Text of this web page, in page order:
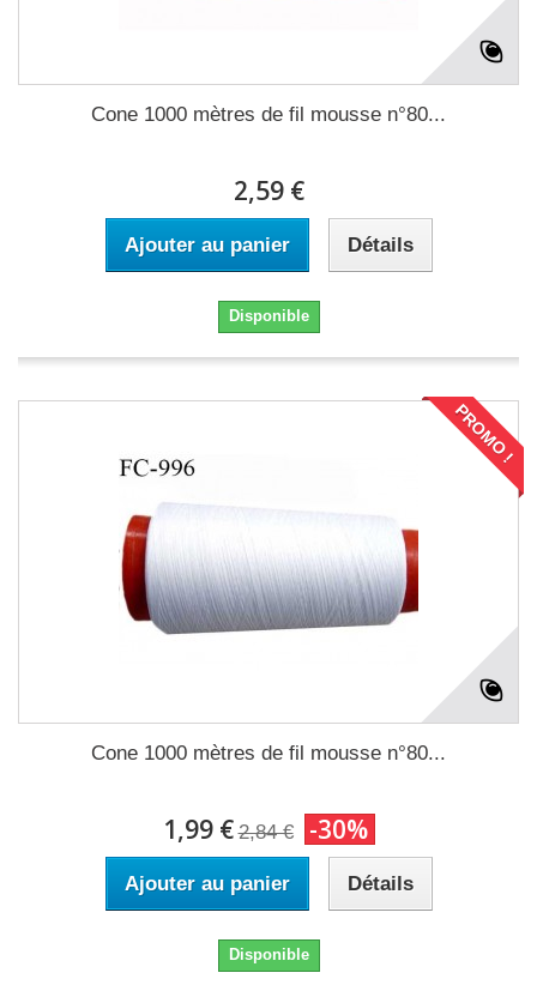
Cone 1000 mètres de fil mousse n°80...
2,59 €
Ajouter au panier Détails
Disponible
PROMO !
Cone 1000 mètres de fil mousse n°80...
1,99 € 2,84 € -30%
Ajouter au panier Détails
Disponible